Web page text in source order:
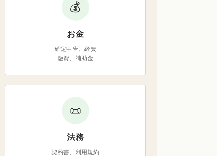
💰
お金
確定申告、経費
融資、補助金
📜
法務
契約書、利用規約